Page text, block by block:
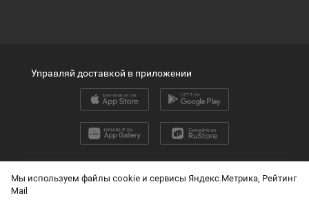
Мы используем файлы cookie и сервисы Яндекс.Метрика, Рейтинг
Mail
2026 © ООО «ПЭК»
Управляй доставкой в приложении